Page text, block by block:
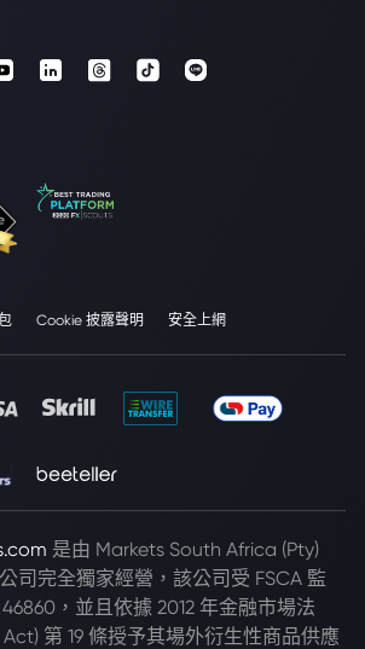
Cookie 披露聲明 安全上網
是由 Markets South Africa (Pty)
司完全獨家經營，該公司受 FSCA 監
，並且依據 2012 年金融市場法
第 19 條授予其場外衍生性商品供應